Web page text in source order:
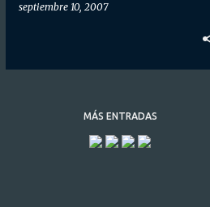
septiembre 10, 2007
MÁS ENTRADAS